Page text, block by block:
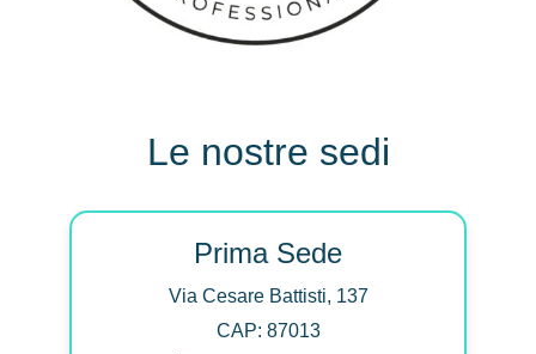
Le nostre sedi
Prima Sede
Via Cesare Battisti, 137
CAP: 87013